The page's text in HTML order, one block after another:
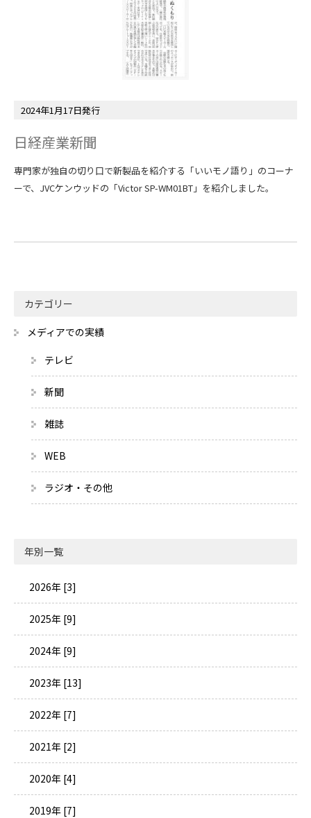
2024年1月17日発行
日経産業新聞
専門家が独自の切り口で新製品を紹介する「いいモノ語り」のコーナ
ーで、JVCケンウッドの「Victor SP-WM01BT」を紹介しました。
カテゴリー
メディアでの実績
テレビ
新聞
雑誌
WEB
ラジオ・その他
年別一覧
2026年 [3]
2025年 [9]
2024年 [9]
2023年 [13]
2022年 [7]
2021年 [2]
2020年 [4]
2019年 [7]